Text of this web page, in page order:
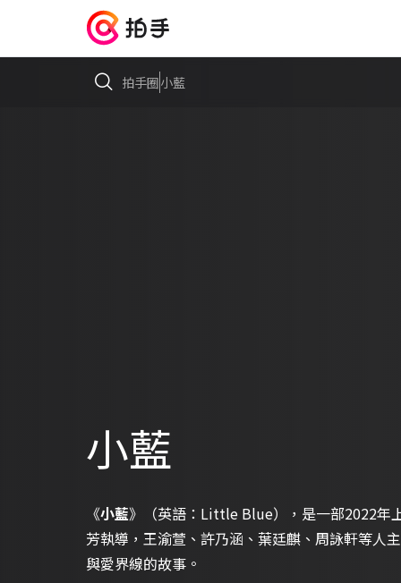
拍手圈小藍
小藍
《小藍》（英語：Little Blue），是一部2022年
芳執導，王渝萱、許乃涵、葉廷麒、周詠軒等人
與愛界線的故事。